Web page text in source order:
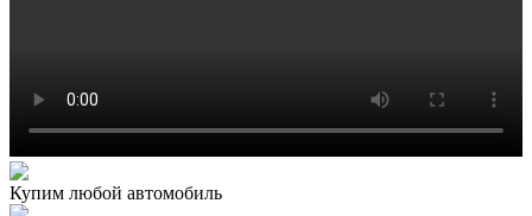
Купим любой автомобиль